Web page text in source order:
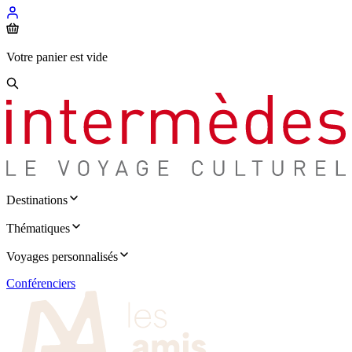
Votre panier est vide
Destinations
Thématiques
Voyages personnalisés
Conférenciers